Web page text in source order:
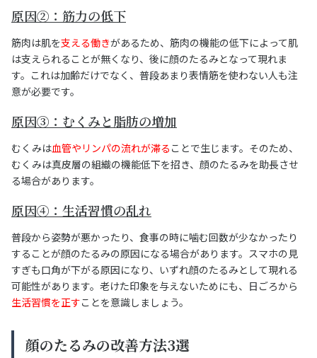
原因②：筋力の低下
筋肉は肌を支える働きがあるため、筋肉の機能の低下によって肌
は支えられることが無くなり、後に顔のたるみとなって現れま
す。これは加齢だけでなく、普段あまり表情筋を使わない人も注
意が必要です。
原因③：むくみと脂肪の増加
むくみは血管やリンパの流れが滞る ことで生じます。そのため、
むくみは真皮層の組織の機能低下を招き、顔のたるみを助長させ
る場合があります。
原因④：生活習慣の乱れ
普段から姿勢が悪かったり、食事の時に噛む回数が少なかったり
することが顔のたるみの原因になる場合があります。スマホの見
すぎも口角が下がる原因になり、いずれ顔のたるみとして現れる
可能性があります。老けた印象を与えないためにも、日ごろから
生活習慣を正すことを意識しましょう。
顔のたるみの改善方法3選